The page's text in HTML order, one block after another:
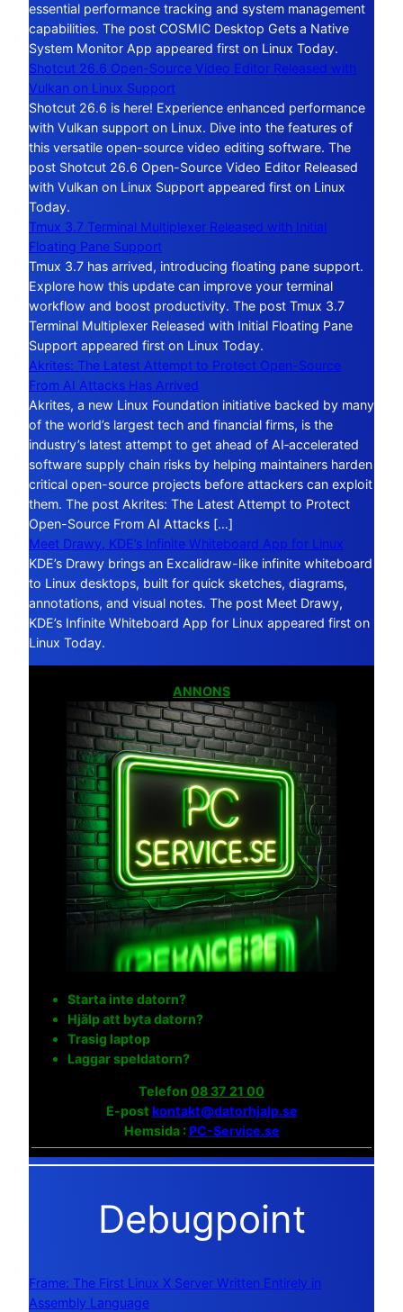
essential performance tracking and system management
capabilities. The post COSMIC Desktop Gets a Native
System Monitor App appeared first on Linux Today.
Shotcut 26.6 Open-Source Video Editor Released with
Vulkan on Linux Support
Shotcut 26.6 is here! Experience enhanced performance
with Vulkan support on Linux. Dive into the features of
this versatile open-source video editing software. The
post Shotcut 26.6 Open-Source Video Editor Released
with Vulkan on Linux Support appeared first on Linux
Today.
Tmux 3.7 Terminal Multiplexer Released with Initial
Floating Pane Support
Tmux 3.7 has arrived, introducing floating pane support.
Explore how this update can improve your terminal
workflow and boost productivity. The post Tmux 3.7
Terminal Multiplexer Released with Initial Floating Pane
Support appeared first on Linux Today.
Akrites: The Latest Attempt to Protect Open-Source
From AI Attacks Has Arrived
Akrites, a new Linux Foundation initiative backed by many
of the world’s largest tech and financial firms, is the
industry’s latest attempt to get ahead of AI‑accelerated
software supply chain risks by helping maintainers harden
critical open-source projects before attackers can exploit
them. The post Akrites: The Latest Attempt to Protect
Open-Source From AI Attacks […]
Meet Drawy, KDE’s Infinite Whiteboard App for Linux
KDE’s Drawy brings an Excalidraw-like infinite whiteboard
to Linux desktops, built for quick sketches, diagrams,
annotations, and visual notes. The post Meet Drawy,
KDE’s Infinite Whiteboard App for Linux appeared first on
Linux Today.
ANNONS
Starta inte datorn?
Hjälp att byta datorn?
Trasig laptop
Laggar speldatorn?
Telefon 08 37 21 00
E-post kontakt@datorhjalp.se
Hemsida :PC-Service.se
Debugpoint
Frame: The First Linux X Server Written Entirely in
Assembly Language